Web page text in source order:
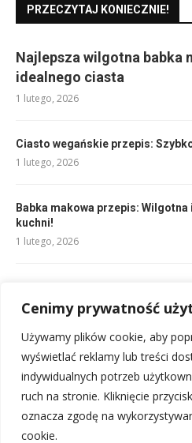
Cenimy prywatność
Używamy plików cookie, aby
wyświetlać reklamy lub treści
indywidualnych potrzeb
ruch na stronie. Kliknięcie
oznacza zgodę na
cookie.
PRZECZYTAJ KONIECZNIE!
Najlepsza wilgotna babka
idealnego ciasta
1 lutego, 2026
Ciasto wegańskie przepis:
1 lutego, 2026
Babka makowa przepis:
kuchni!
1 lutego, 2026
1 lutego, 2026
Mule przepis: Proste i pyszne
1 lutego, 2026